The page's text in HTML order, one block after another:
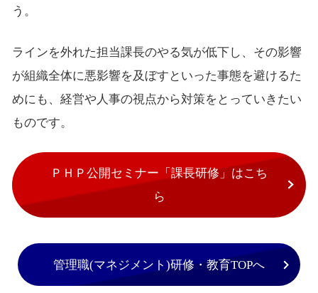
う。
ラインを外れた担当課長のやる気が低下し、その影響
が組織全体に悪影響を及ぼすといった事態を避けるた
めにも、経営や人事の視点から対策をとっていきたい
ものです。
ＰＨＰ公開セミナー「課長研修」はこち
ら
管理職(マネジメント)研修・教育TOPへ